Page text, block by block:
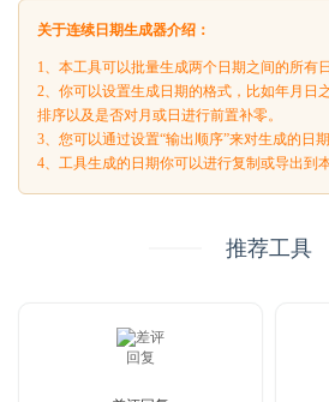
关于连续日期生成器介绍：
1、本工具可以批量生成两个日期之间的所有日
2、你可以设置生成日期的格式，比如年月日
排序以及是否对月或日进行前置补零。
3、您可以通过设置“输出顺序”来对生成的日
4、工具生成的日期你可以进行复制或导出到本
推荐工具